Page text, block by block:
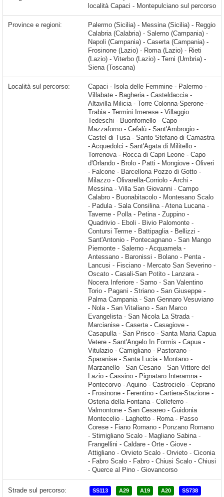
località Capaci - Montepulciano sul percorso
Province e regioni:
Palermo (Sicilia) - Messina (Sicilia) - Reggio
Calabria (Calabria) - Salerno (Campania) -
Napoli (Campania) - Caserta (Campania) -
Frosinone (Lazio) - Roma (Lazio) - Rieti
(Lazio) - Viterbo (Lazio) - Terni (Umbria) -
Siena (Toscana)
Località sul percorso: Capaci - Isola delle Femmine - Palermo - Villabate - Bagheria - Casteldaccia - Altavilla Milicia - Torre Colonna-Sperone - Trabia - Termini Imerese - Villaggio Tedeschi - Buonfornello - Capo - Mazzaforno - Cefalù - Sant'Ambrogio - Castel di Tusa - Santo Stefano di Camastra - Acquedolci - Sant'Agata di Militello - Torrenova - Rocca di Capri Leone - Capo d'Orlando - Brolo - Patti - Mongiove - Oliveri - Falcone - Barcellona Pozzo di Gotto - Milazzo - Olivarella-Corriolo - Archi - Messina - Villa San Giovanni - Campo Calabro - Buonabitacolo - Montesano Scalo
Strade sul percorso: SS113 A29 A19 A20 SS738